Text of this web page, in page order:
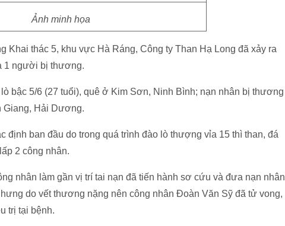
Ảnh minh họa
Khai thác 5, khu vực Hà Ráng, Công ty Than Hạ Long đã xảy ra
1 người bị thương.
bậc 5/6 (27 tuổi), quê ở Kim Sơn, Ninh Bình; nạn nhân bị thương
Giang, Hải Dương.
định ban đầu do trong quá trình đào lò thượng vỉa 15 thì than, đá
2 công nhân.
nhân làm gần vị trí tai nạn đã tiến hành sơ cứu và đưa nạn nhân
do vết thương nặng nên công nhân Đoàn Văn Sỹ đã tử vong,
trị tại bệnh.